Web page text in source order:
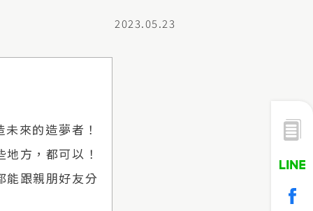
2023.05.23
來的造夢者！
方，都可以！
能跟親朋好友分